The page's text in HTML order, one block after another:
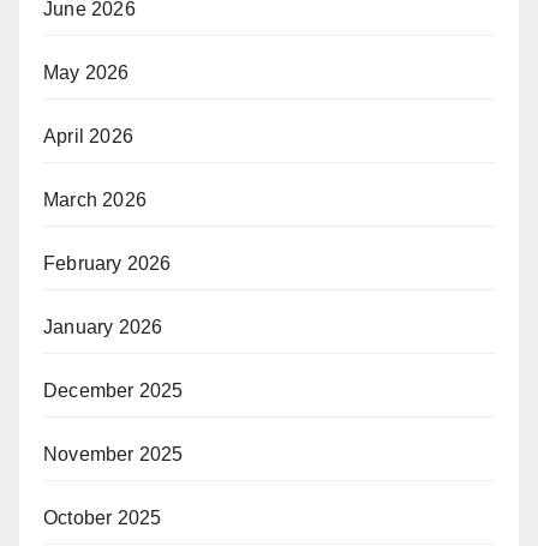
June 2026
May 2026
April 2026
March 2026
February 2026
January 2026
December 2025
November 2025
October 2025